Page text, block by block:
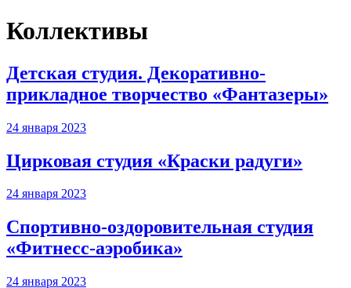
Коллективы
Детская студия. Декоративно-
прикладное творчество «Фантазеры»
24 января 2023
Цирковая студия «Краски радуги»
24 января 2023
Спортивно-оздоровительная студия
«Фитнесс-аэробика»
24 января 2023